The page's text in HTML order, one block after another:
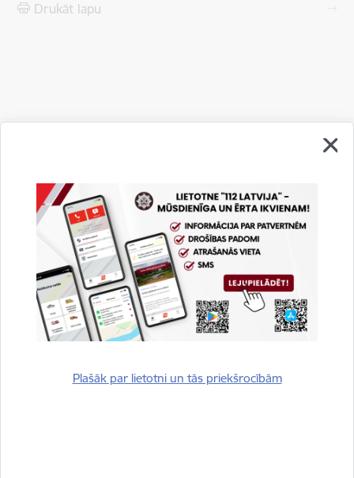
Plašāk par lietotni un tās priekšrocībām
Drukāt lapu
Vai šī informācija bija noderīga?
Sniegt atsauksmi